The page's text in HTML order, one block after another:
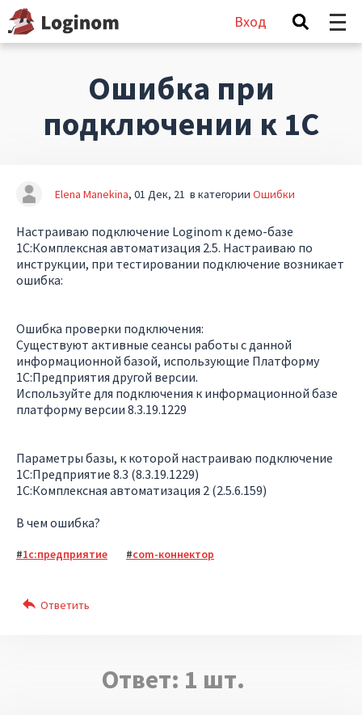
Вход
Ошибка при
подключении к 1С
Elena Manekina 01 Дек, 21 в категории Ошибки
Настраиваю подключение Loginom к демо-базе
1С:Комплексная автоматизация 2.5. Настраиваю по
инструкции, при тестировании подключение возникает
ошибка:
Ошибка проверки подключения:
Существуют активные сеансы работы с данной
информационной базой, использующие Платформу
1С:Предприятия другой версии.
Используйте для подключения к информационной базе
платформу версии 8.3.19.1229
Параметры базы, к которой настраиваю подключение
1С:Предприятие 8.3 (8.3.19.1229)
1С:Комплексная автоматизация 2 (2.5.6.159)
В чем ошибка?
1с:предприятие com-коннектор
Ответ: 1 шт.